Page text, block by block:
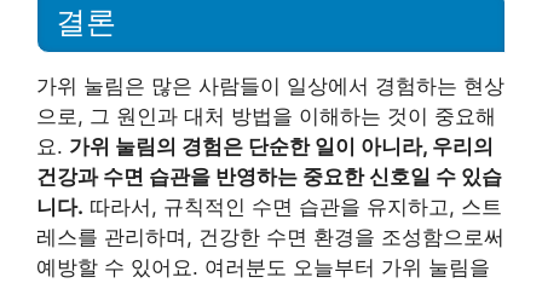
결론
가위 눌림은 많은 사람들이 일상에서 경험하는 현상
으로, 그 원인과 대처 방법을 이해하는 것이 중요해
요. 가위 눌림의 경험은 단순한 일이 아니라, 우리의
건강과 수면 습관을 반영하는 중요한 신호일 수 있습
니다. 따라서, 규칙적인 수면 습관을 유지하고, 스트
레스를 관리하며, 건강한 수면 환경을 조성함으로써
예방할 수 있어요. 여러분도 오늘부터 가위 눌림을